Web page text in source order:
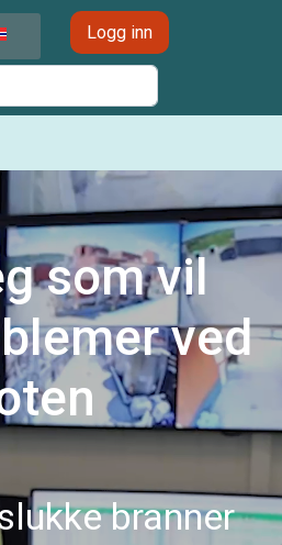
Logg inn
som vil
ved
branner